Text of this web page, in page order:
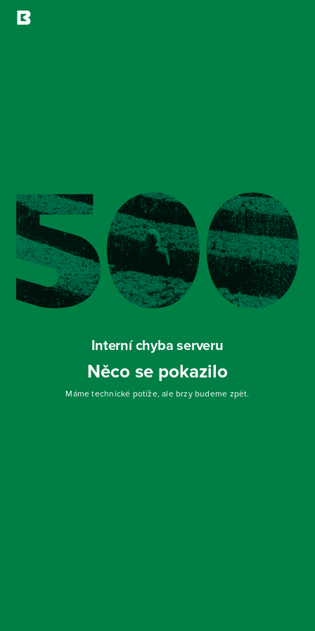
Interní chyba serveru
Něco se pokazilo
Máme technické potíže, ale brzy budeme zpět.